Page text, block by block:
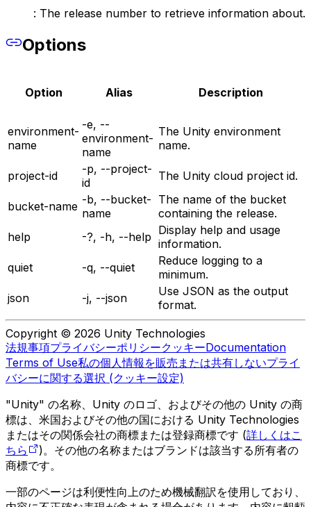
: The release number to retrieve information about.
Options
Option Alias Description
environment-
name
-e, --
environment-
name
The Unity environment
name.
project-id
-p, --project-
id
The Unity cloud project id.
bucket-name -b, --bucket-
name
The name of the bucket
containing the release.
help
-?, -h, --help Display help and usage
information.
quiet
-q, --quiet
Reduce logging to a
minimum.
json
-j, --json
Use JSON as the output
format.
Copyright © 2026 Unity Technologies
法規事項プライバシーポリシークッキーDocumentation
Terms of Use私の個人情報を販売または共有しないプライ
バシーに関する選択 (クッキー設定)
"Unity" の名称、Unity のロゴ、およびその他の Unity の商
標は、米国およびその他の国における Unity Technologies
またはその関係会社の商標または登録商標です (詳しくはこ
ちら
)。その他の名称またはブランドは該当する所有者の
商標です。
一部のページは利便性向上のため機械翻訳を使用しており、